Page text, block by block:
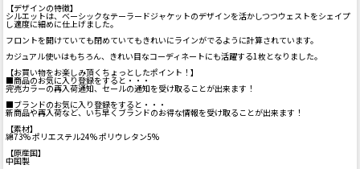
【デザインの特徴】
シルエットは、ベーシックなテーラードジャケットのデザインを活かしつつウェストをシェイプ
し適度に細めに仕上げました。
フロントを開けていても閉めていてもきれいにラインがでるように計算されています。
カジュアル使いはもちろん、きれい目なコーディネートにも活躍する1枚となりました。
【お買い物をお楽しみ頂くちょっとしたポイント！】
■商品のお気に入り登録をすると・・・
完売カラーの再入荷通知、セールの通知を受け取ることが出来ます！
■ブランドのお気に入り登録をすると・・・
新商品や再入荷など、いち早くブランドのお得な情報を受け取ることが出来ます！
【素材】
綿73% ポリエステル24% ポリウレタン5%
【原産国】
中国製